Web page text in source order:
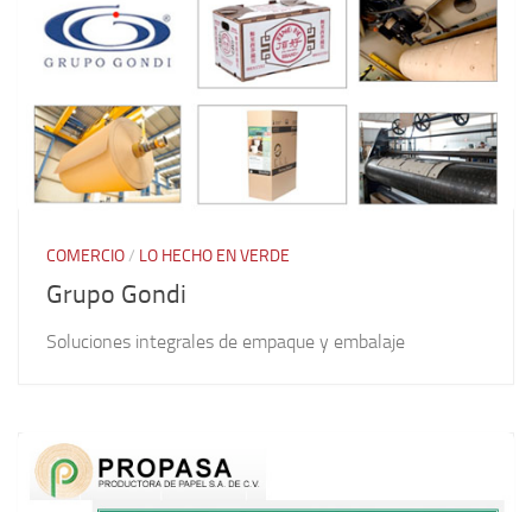
COMERCIO/ LO HECHO EN VERDE
Grupo Gondi
Soluciones integrales de empaque y embalaje